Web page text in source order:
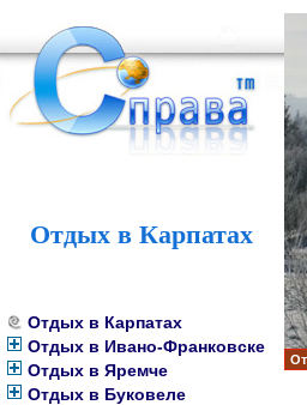
Отдых в Карпатах
Отдых в Карпатах
Отдых в Ивано-Франковске
Отдых в Яремче
Отдых в Буковеле